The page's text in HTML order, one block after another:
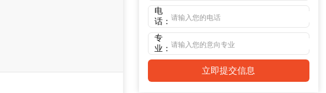
电
话：
专
业：
立即提交信息